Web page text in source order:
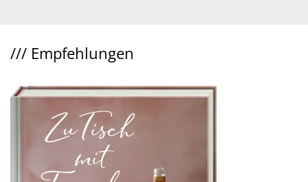
/// Empfehlungen